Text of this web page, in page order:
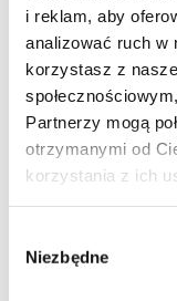
i reklam, aby
analizować ruch w
korzystasz z
Partnerzy mogą
otrzymanymi od
korzystania z ich
zgody
Niezbędne